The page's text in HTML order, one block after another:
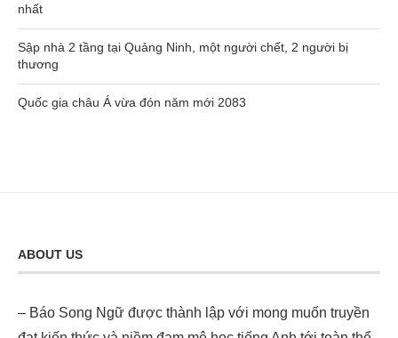
nhất
Sập nhà 2 tầng tại Quảng Ninh, một người chết, 2 người bị
thương
Quốc gia châu Á vừa đón năm mới 2083
ABOUT US
– Báo Song Ngữ được thành lập với mong muốn truyền